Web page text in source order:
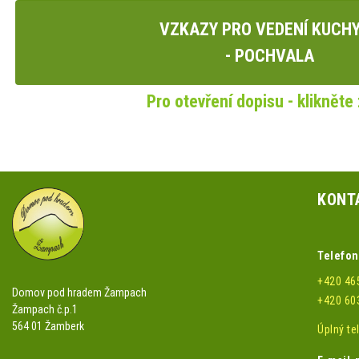
VZKAZY PRO VEDENÍ
- POCHVALA
Pro otevření dopisu - klikněte
Domov pod hradem Žampach
Žampach č.p.1
564 01 Žamberk
Telefon
+420
+420
Úplný